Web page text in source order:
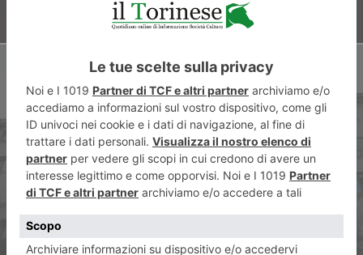
ARTICOLO SUCCESSIVO
Giornata della Salute mentale
materna il 6 maggio al
Sant’Anna